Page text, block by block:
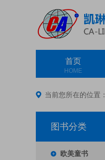
首页
HOME
当前您所在的位置：
图书分类
欧美童书